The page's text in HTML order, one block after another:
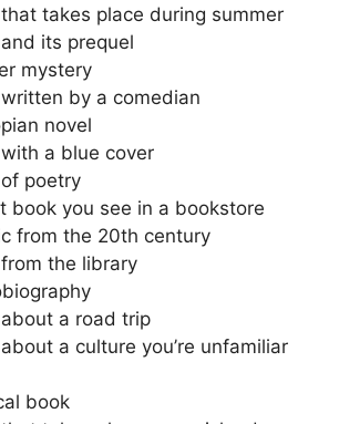
takes place during summer
its prequel
mystery
by a comedian
novel
a blue cover
poetry
book you see in a bookstore
from the 20th century
the library
a road trip
a culture you’re unfamiliar
book